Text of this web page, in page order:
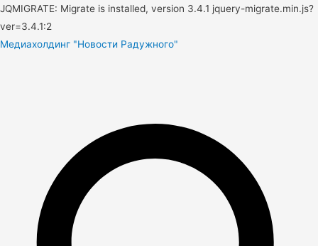
JQMIGRATE: Migrate is installed, version 3.4.1 jquery-migrate.min.js?
ver=3.4.1:2
Медиахолдинг "Новости Радужного"